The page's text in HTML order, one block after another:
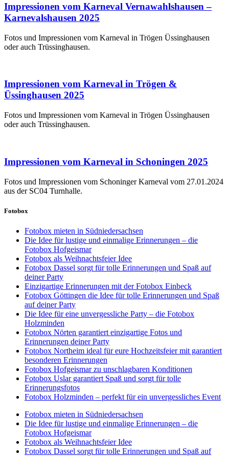
Impressionen vom Karneval Vernawahlshausen –
Karnevalshausen 2025
Fotos und Impressionen vom Karneval in Trögen Üssinghausen
oder auch Trüssinghausen.
Impressionen vom Karneval in Trögen &
Üssinghausen 2025
Fotos und Impressionen vom Karneval in Trögen Üssinghausen
oder auch Trüssinghausen.
Impressionen vom Karneval in Schoningen 2025
Fotos und Impressionen vom Schoninger Karneval vom 27.01.2024
aus der SC04 Turnhalle.
Fotobox
Fotobox mieten in Südniedersachsen
Die Idee für lustige und einmalige Erinnerungen – die
Fotobox Hofgeismar
Fotobox als Weihnachtsfeier Idee
Fotobox Dassel sorgt für tolle Erinnerungen und Spaß auf
deiner Party
Einzigartige Erinnerungen mit der Fotobox Einbeck
Fotobox Göttingen die Idee für tolle Erinnerungen und Spaß
auf deiner Party
Die Idee für eine unvergessliche Party – die Fotobox
Holzminden
Fotobox Nörten garantiert einzigartige Fotos und
Erinnerungen deiner Party
Fotobox Northeim ideal für eure Hochzeitsfeier mit garantiert
besonderen Erinnerungen
Fotobox Hofgeismar zu unschlagbaren Konditionen
Fotobox Uslar garantiert Spaß und sorgt für tolle
Erinnerungsfotos
Fotobox Holzminden – perfekt für ein unvergessliches Event
Fotobox mieten in Südniedersachsen
Die Idee für lustige und einmalige Erinnerungen – die
Fotobox Hofgeismar
Fotobox als Weihnachtsfeier Idee
Fotobox Dassel sorgt für tolle Erinnerungen und Spaß auf